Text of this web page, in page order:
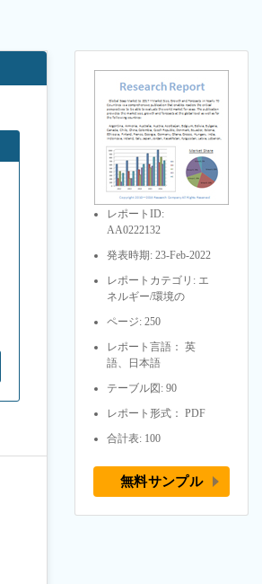
レポートID:
AA0222132
発表時期: 23-Feb-2022
レポートカテゴリ: エ
ネルギー/環境の
ページ: 250
レポート言語： 英
語、日本語
テーブル図: 90
レポート形式： PDF
合計表: 100
無料サンプル